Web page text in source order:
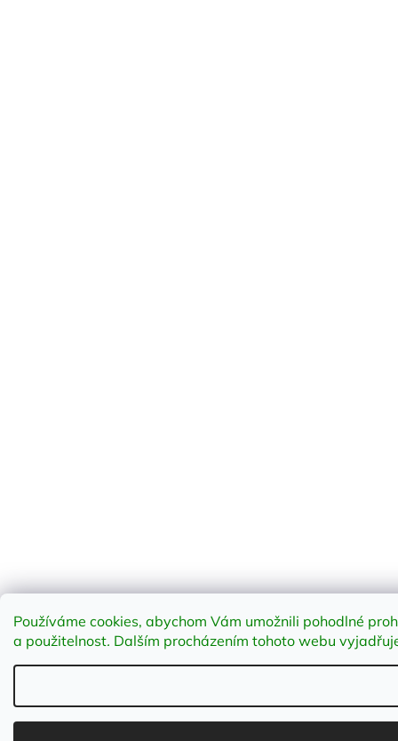
Používáme cookies, abychom Vám umožnili pohodlné
a použitelnost. Dalším procházením tohoto webu